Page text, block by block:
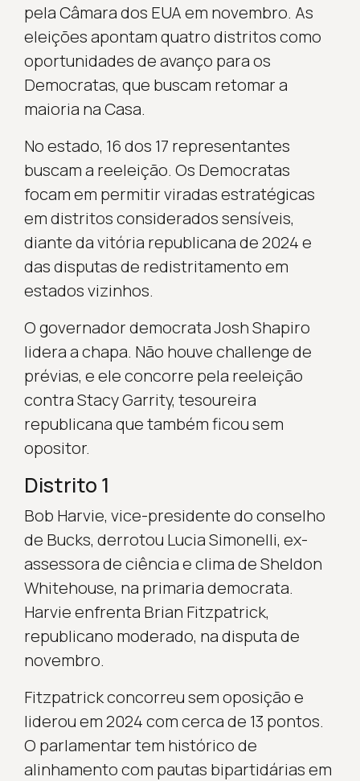
pela Câmara dos EUA em novembro. As
eleições apontam quatro distritos como
oportunidades de avanço para os
Democratas, que buscam retomar a
maioria na Casa.
No estado, 16 dos 17 representantes
buscam a reeleição. Os Democratas
focam em permitir viradas estratégicas
em distritos considerados sensíveis,
diante da vitória republicana de 2024 e
das disputas de redistritamento em
estados vizinhos.
O governador democrata Josh Shapiro
lidera a chapa. Não houve challenge de
prévias, e ele concorre pela reeleição
contra Stacy Garrity, tesoureira
republicana que também ficou sem
opositor.
Distrito 1
Bob Harvie, vice-presidente do conselho
de Bucks, derrotou Lucia Simonelli, ex-
assessora de ciência e clima de Sheldon
Whitehouse, na primaria democrata.
Harvie enfrenta Brian Fitzpatrick,
republicano moderado, na disputa de
novembro.
Fitzpatrick concorreu sem oposição e
liderou em 2024 com cerca de 13 pontos.
O parlamentar tem histórico de
alinhamento com pautas bipartidárias em